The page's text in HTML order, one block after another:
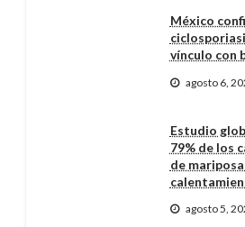
México
vínculo con
agosto 6,
Estudio
79% de los
de
agosto 5,